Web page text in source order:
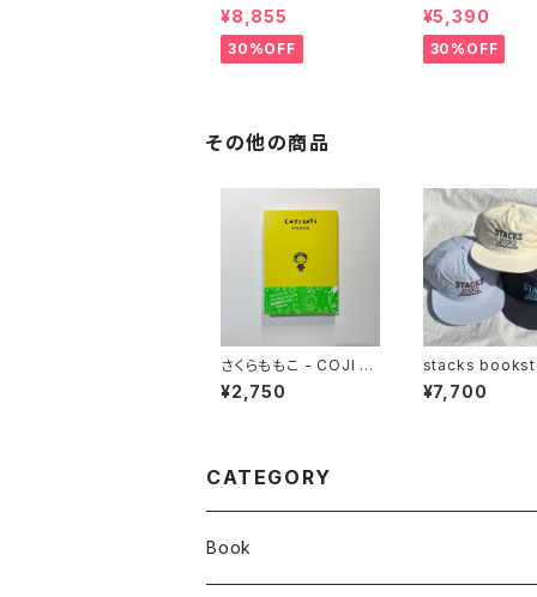
AR LGCY OX （ALL B
LACK)
¥8,855
30%OFF
ore Tee
¥5,390
30%OFF
その他の商品
さくらももこ - COJI C
OJI FAN BOOK コジ
コジのすべて
¥2,750
stacks
NATIONAL
o Nylon Cap
¥7,700
CATEGORY
Book